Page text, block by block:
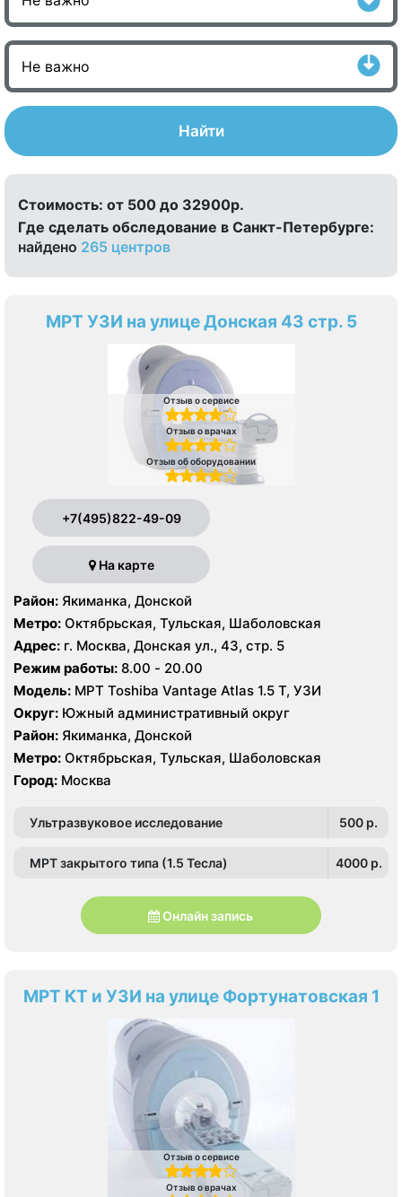
Найти
Стоимость: от 500 до 32900р.
Где сделать обследование в Санкт-Петербурге:
найдено 265 центров
МРТ УЗИ на улице Донская 43 стр. 5
Отзыв о сервисе
Отзыв о врачах
Отзыв об оборудовании
+7(495)822-49-09
На карте
Район: Якиманка, Донской
Метро: Октябрьская, Тульская, Шаболовская
Адрес: г. Москва, Донская ул., 43, стр. 5
Режим работы: 8.00 - 20.00
Модель: МРТ Toshiba Vantage Atlas 1.5 Т, УЗИ
Округ: Южный административный округ
Район: Якиманка, Донской
Метро: Октябрьская, Тульская, Шаболовская
Город: Москва
Ультразвуковое исследование 500 p.
МРТ закрытого типа (1.5 Тесла) 4000 p.
Онлайн запись
МРТ КТ и УЗИ на улице Фортунатовская 1
Отзыв о сервисе
Отзыв о врачах